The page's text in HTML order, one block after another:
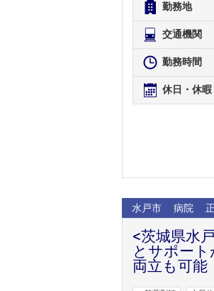
勤務地
交通機関
勤務時間
休日・休暇
水戸市 病院
<茨城県水
とサポー
両立も可能